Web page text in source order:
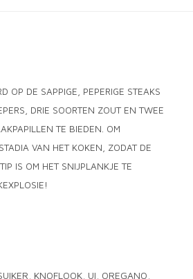
OP DE SAPPIGE, PEPERIGE STEAKS
DRIE SOORTEN ZOUT EN TWEE
TE BIEDEN. OM
VAN HET KOKEN, ZODAT DE
IS OM HET SNIJPLANKJE TE
KNOFLOOK, UI, OREGANO,